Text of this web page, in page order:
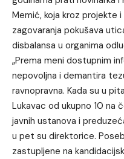
Memić, koja kroz projekte
zagovaranja pokušava
disbalansa u organima
„Prema meni dostupnim
nepovoljna i demantira
ravnopravna. Kada su u
Lukavac od ukupno 10 na
javnih ustanova i
u pet su direktorice.
zastupljene na